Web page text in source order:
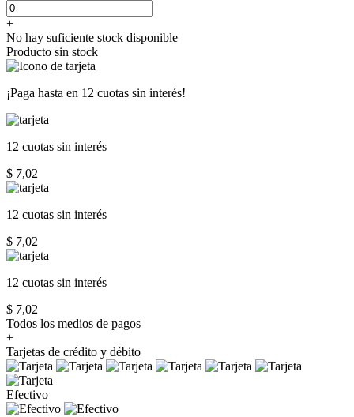
+
No hay suficiente stock disponible
Producto sin stock
¡Paga hasta en 12 cuotas sin interés!
12 cuotas sin interés
$ 7,02
12 cuotas sin interés
$ 7,02
12 cuotas sin interés
$ 7,02
Todos los medios de pagos
+
Tarjetas de crédito y débito
Efectivo